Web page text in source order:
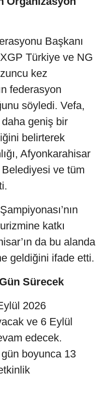
Başkanı
Türkiye ve NG
kez
federasyon
söyledi. Vefa,
geniş bir
belirterek
Afyonkarahisar
ve tüm
katkı
da bu alanda
geldiğini ifade etti.
Sürecek
2026
ve 6 Eylül
edecek.
boyunca 13